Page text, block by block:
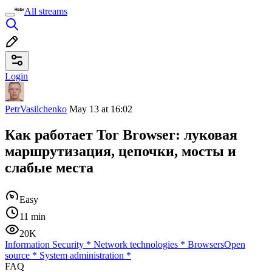
All streams
Login
PetrVasilchenko May 13 at 16:02
Как работает Tor Browser: луковая
маршрутизация, цепочки, мосты и
слабые места
Easy
11 min
20K
Information Security * Network technologies * BrowsersOpen
source * System administration *
FAQ